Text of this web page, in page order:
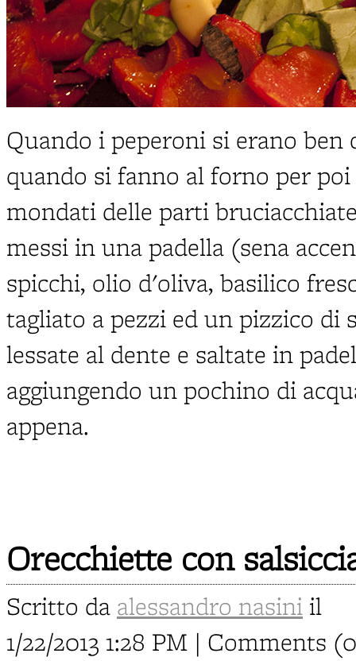
Quando i peperoni si erano
quando si fanno al forno per
mondati delle parti
messi in una padella (sena
spicchi, olio d'oliva, basilico
tagliato a pezzi ed un pizzico di
lessate al dente e saltate in
aggiungendo un pochino di
appena.
Orecchiette con
Scritto da alessandro nasini il
1/22/2013 1:28 PM | Comments